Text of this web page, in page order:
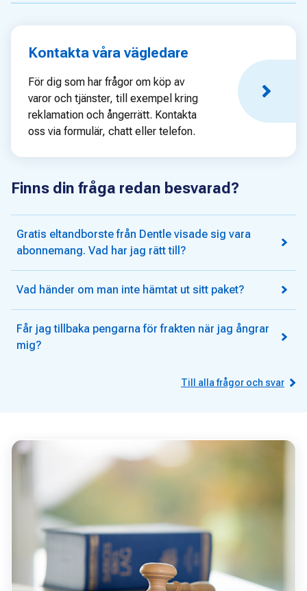
Kontakta våra vägledare
För dig som har frågor om köp av
varor och tjänster, till exempel kring
reklamation och ångerrätt. Kontakta
oss via formulär, chatt eller telefon.
Finns din fråga redan besvarad?
Gratis eltandborste från Dentle visade sig vara
abonnemang. Vad har jag rätt till?
Vad händer om man inte hämtat ut sitt paket?
Får jag tillbaka pengarna för frakten när jag ångrar
mig?
Till alla frågor och svar